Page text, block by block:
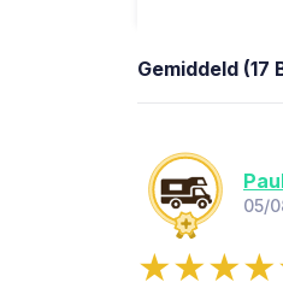
Gemiddeld (17
05/